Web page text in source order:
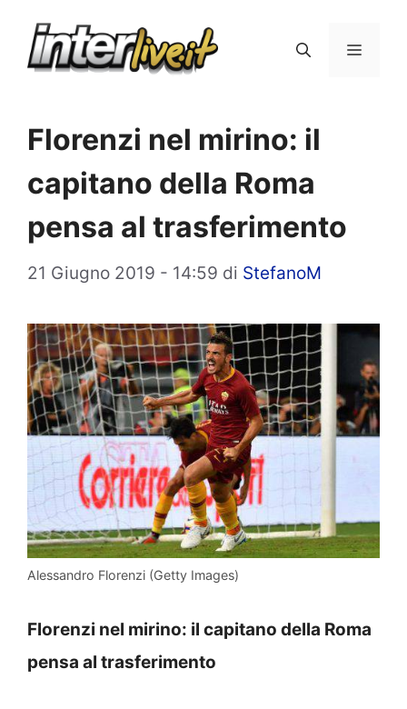
Menu
Florenzi nel mirino: il
capitano della Roma
pensa al trasferimento
21 Giugno 2019 - 14:59 di StefanoM
Alessandro Florenzi (Getty Images)
Florenzi nel mirino: il capitano della Roma
pensa al trasferimento